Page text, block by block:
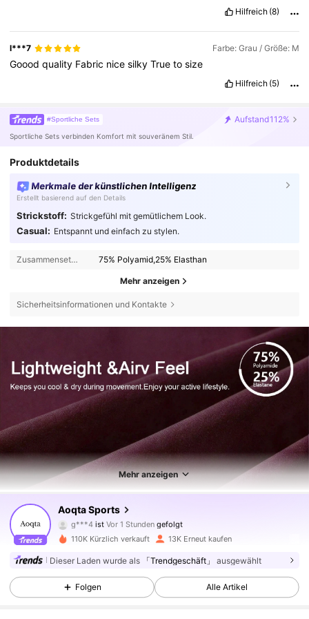
Hilfreich (8)
l***7 Farbe: Grau / Größe: M
Gooodquality Fabric nicesilkyTruetosize
Hilfreich (5)
#Sportliche Sets Aufstand112%
Sportliche Sets verbinden Komfort mit souveränem Stil.
Produktdetails
Merkmale der künstlichen Intelligenz
Erstellt basierend auf den Details
Strickstoff: Strickgefühl mit gemütlichem Look.
Casual: Entspannt und einfach zu stylen.
Zusammensetzung: 75% Polyamid,25% Elasthan
Mehr anzeigen
Sicherheitsinformationen und Kontakte
Mehr anzeigen
Aoqta Sports
g***4 ist Vor 1 Stunden
gefolgt
s***n
ist am Durchsuchen
4,76
25K Follower
4,76 25K Follower
110K Kürzlich verkauft 13K Erneut kaufen
Dieser Laden wurde als 「Trendgeschäft」 ausgewählt
Folgen Alle Artikel